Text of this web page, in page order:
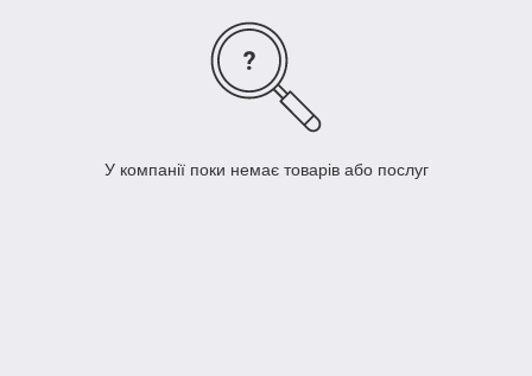
У компанії поки немає товарів або послуг